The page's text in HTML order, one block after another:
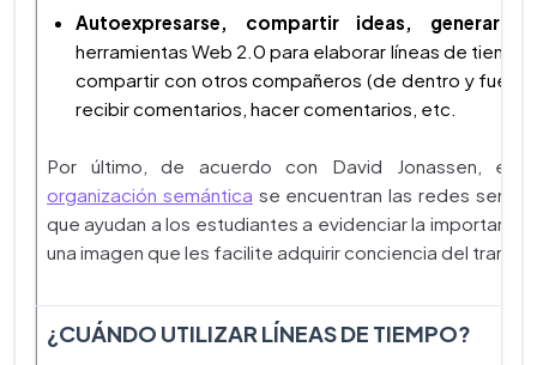
Autoexpresarse, compartir ideas, generar
herramientas Web 2.0 para elaborar líneas de
compartir con otros compañeros (de dentro y fuera
recibir comentarios, hacer comentarios, etc.
Por último, de acuerdo con David Jonassen,
organización semántica se encuentran las redes
que ayudan a los estudiantes a evidenciar la
una imagen que les facilite adquirir conciencia del
¿CUÁNDO UTILIZAR LÍNEAS DE TIEMPO?